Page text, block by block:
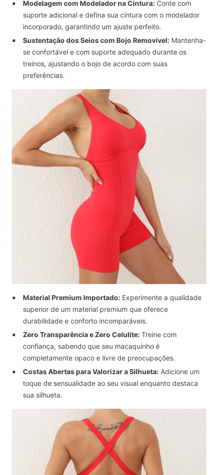
Modelagem com Modelador na Cintura:Conte com
suporte adicional e defina sua cintura com o modelador
incorporado, garantindo um ajuste perfeito.
Sustentação dos Seios com Bojo Removível:Mantenha-
se confortável e com suporte adequado durante os
treinos, ajustando o bojo de acordo com suas
preferências.
Material Premium Importado:Experimente a qualidade
superior de um material premium que oferece
durabilidade e conforto incomparáveis.
Zero Transparência e Zero Celulite:Treine com
confiança, sabendo que seu macaquinho é
completamente opaco e livre de preocupações.
Costas Abertas para Valorizar a Silhueta:Adicione um
toque de sensualidade ao seu visual enquanto destaca
sua silhueta.